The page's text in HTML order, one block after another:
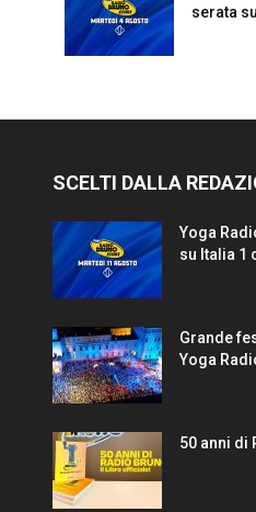
serata
SCELTI DALLA
Yoga
su Italia 1
Grande
Yoga
50 anni di